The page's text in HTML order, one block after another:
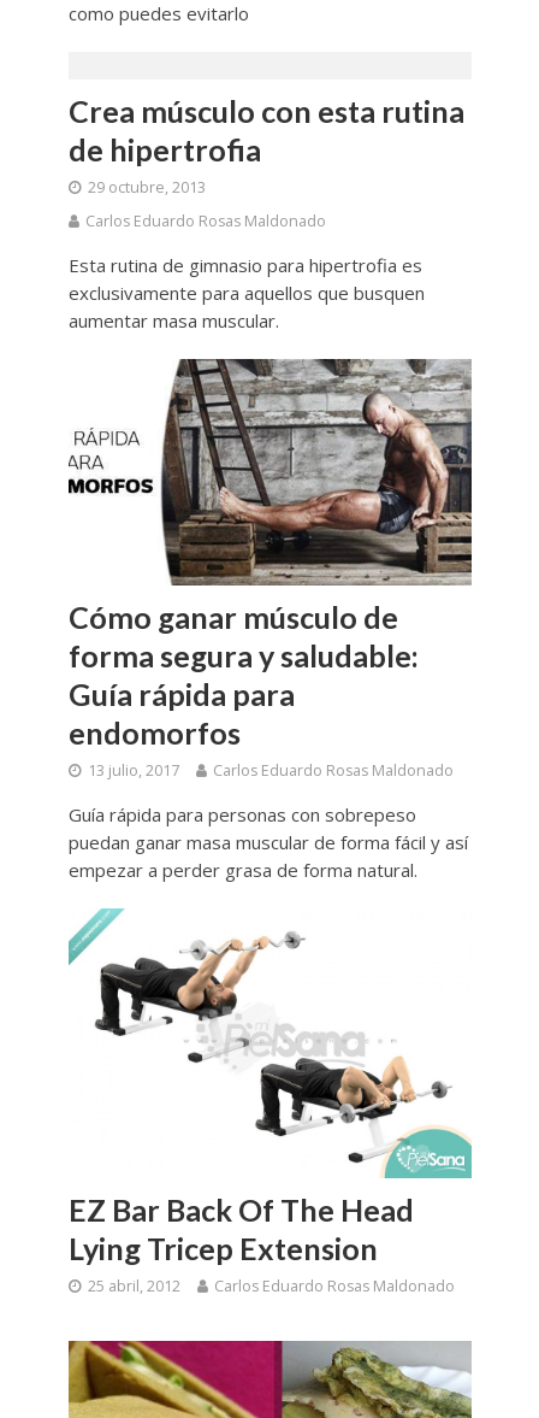
como puedes evitarlo
Crea músculo con esta rutina
de hipertrofia
29 octubre, 2013
Carlos Eduardo Rosas Maldonado
Esta rutina de gimnasio para hipertrofia es
exclusivamente para aquellos que busquen
aumentar masa muscular.
Cómo ganar músculo de
forma segura y saludable:
Guía rápida para
endomorfos
13 julio, 2017 Carlos Eduardo Rosas Maldonado
Guía rápida para personas con sobrepeso
puedan ganar masa muscular de forma fácil y así
empezar a perder grasa de forma natural.
EZ Bar Back Of The Head
Lying Tricep Extension
25 abril, 2012 Carlos Eduardo Rosas Maldonado